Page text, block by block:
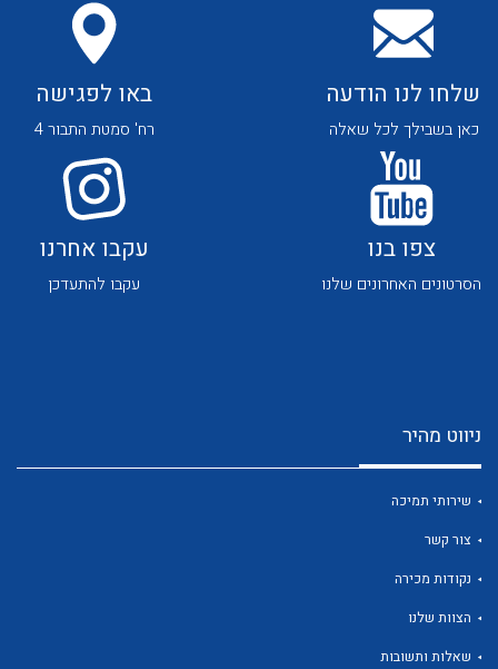
לכל מוצרי היצרן לכל מוצרי היצרן
לכל מוצרי היצרן לכל מוצרי היצרן
לכל מוצרי היצרן
שלחו לנו הודעה
כאן בשבילך לכל שאלה
באו לפגישה
רח' סמטת התבור 4
צפו בנו
הסרטונים האחרונים שלנו
עקבו אחרנו
עקבו להתעדכן
ניווט מהיר
שירותי תמיכה
צור קשר
נקודות מכירה
הצוות שלנו
שאלות ותשובות